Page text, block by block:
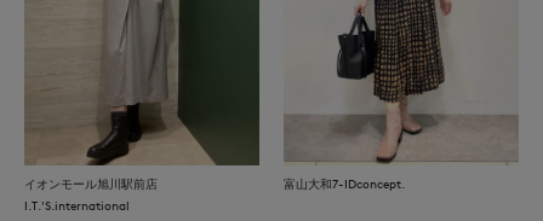
イオンモール旭川駅前店
I.T.'S.international
富山大和7-IDconcept.